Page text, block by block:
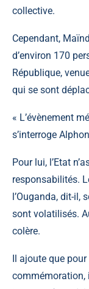
collective.
Cependant,
d’environ 170
République,
qui se sont
« L’évènement
s’interroge
Pour lui, l’Etat
responsabilités.
l’Ouganda, dit-il,
sont volatilisés.
colère.
Il ajoute que
commémoration,